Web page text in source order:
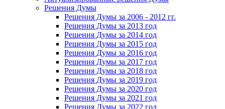
Решения Думы
Решения Думы за 2006 - 2012 гг.
Решения Думы за 2013 год
Решения Думы за 2014 год
Решения Думы за 2015 год
Решения Думы за 2016 год
Решения Думы за 2017 год
Решения Думы за 2018 год
Решения Думы за 2019 год
Решения Думы за 2020 год
Решения Думы за 2021 год
Решения Думы за 2022 год